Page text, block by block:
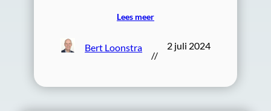
Lees meer
Bert Loonstra
//
2 juli 2024